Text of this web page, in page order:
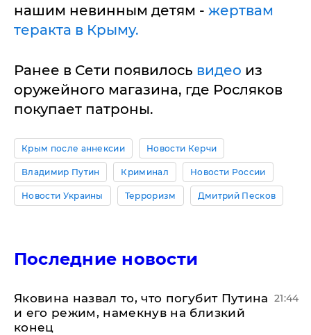
нашим невинным детям - жертвам
теракта в Крыму.
Ранее в Сети появилось видео из
оружейного магазина, где Росляков
покупает патроны.
Крым после аннексии Новости Керчи
Владимир Путин Криминал Новости России
Новости Украины Терроризм Дмитрий Песков
Последние новости
Яковина назвал то, что погубит Путина
и его режим, намекнув на близкий
конец
21:44